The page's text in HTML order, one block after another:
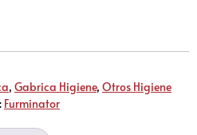
, Gabrica Higiene, Otros Higiene
Furminator